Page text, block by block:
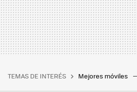
TEMAS DE INTERÉS Mejores móviles